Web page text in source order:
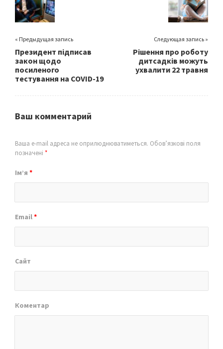
k
« Предыдущая запись
Президент підписав
закон щодо
посиленого
тестування на COVID-19
Следующая запись »
Рішення про роботу
дитсадків можуть
ухвалити 22 травня
Ваш комментарий
Ваша e-mail адреса не оприлюднюватиметься. Обов’язкові поля
позначені *
Ім’я *
Email*
Сайт
Коментар